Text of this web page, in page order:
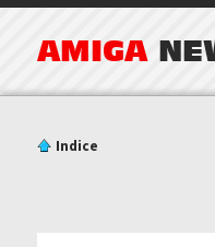
AMIGA
Indice